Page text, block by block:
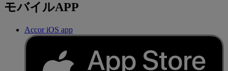
モバイルAPP
Accor iOS app